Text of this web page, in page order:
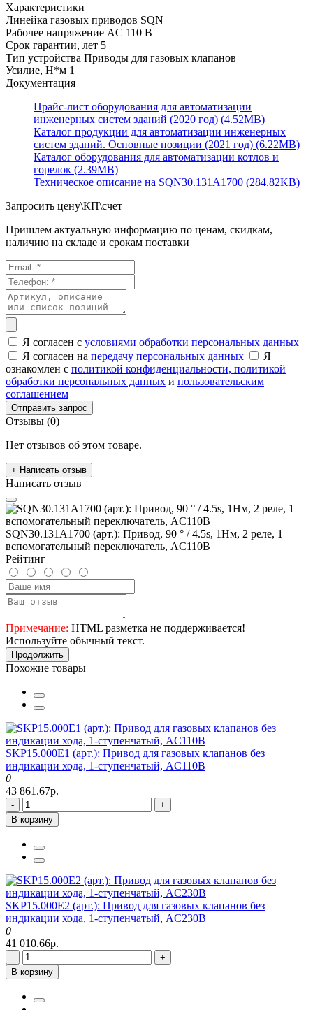
Характеристики
Линейка газовых приводов SQN
Рабочее напряжение AC 110 В
Срок гарантии, лет 5
Тип устройства Приводы для газовых клапанов
Усилие, Н*м 1
Документация
Прайс-лист оборудования для автоматизации
инженерных систем зданий (2020 год) (4.52MB)
Каталог продукции для автоматизации инженерных
систем зданий. Основные позиции (2021 год) (6.22MB)
Каталог оборудования для автоматизации котлов и
горелок (2.39MB)
Техническое описание на SQN30.131A1700 (284.82KB)
Запросить цену\КП\счет
Пришлем актуальную информацию по ценам, скидкам,
наличию на складе и срокам поставки
Я согласен с условиями обработки персональных данных
Я согласен на передачу персональных данных
Я
ознакомлен с политикой конфиденциальности, политикой
обработки персональных данных и пользовательским
соглашением
Отправить запрос
Отзывы (0)
Нет отзывов об этом товаре.
+ Написать отзыв
Написать отзыв
SQN30.131A1700 (арт.): Привод, 90 ° / 4.5s, 1Нм, 2 реле, 1
вспомогательный переключатель, AC110В
Рейтинг
Примечание: HTML разметка не поддерживается!
Используйте обычный текст.
Продолжить
Похожие товары
SKP15.000E1 (арт.): Привод для газовых клапанов без
индикации хода, 1-ступенчатый, AC110В
0
43 861.67р.
-
+
В корзину
SKP15.000E2 (арт.): Привод для газовых клапанов без
индикации хода, 1-ступенчатый, AC230В
0
41 010.66р.
-
+
В корзину